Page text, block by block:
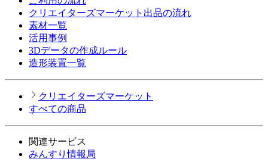
クリエイターズマーケット出品の流れ
素材一覧
活用事例
3Dデータの作成ルール
造形装置一覧
クリエイターズマーケット
すべての商品
関連サービス
みんすり情報局